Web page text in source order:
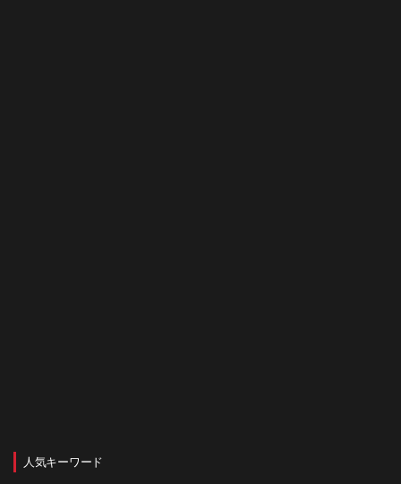
人気キーワード